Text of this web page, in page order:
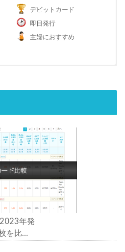
デビットカード
即日発行
主婦におすすめ
年発
を比